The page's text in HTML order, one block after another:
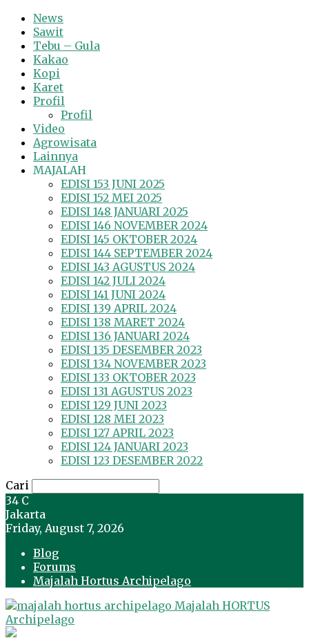
News
Sawit
Tebu – Gula
Kakao
Kopi
Karet
Profil
Profil
Video
Agrowisata
Lainnya
MAJALAH
EDISI 153 JUNI 2025
EDISI 152 MEI 2025
EDISI 148 JANUARI 2025
EDISI 146 NOVEMBER 2024
EDISI 145 OKTOBER 2024
EDISI 144 SEPTEMBER 2024
EDISI 143 AGUSTUS 2024
EDISI 142 JULI 2024
EDISI 141 JUNI 2024
EDISI 139 APRIL 2024
EDISI 138 MARET 2024
EDISI 136 JANUARI 2024
EDISI 135 DESEMBER 2023
EDISI 134 NOVEMBER 2023
EDISI 133 OKTOBER 2023
EDISI 131 AGUSTUS 2023
EDISI 129 JUNI 2023
EDISI 128 MEI 2023
EDISI 127 APRIL 2023
EDISI 124 JANUARI 2023
EDISI 123 DESEMBER 2022
Cari
34 C
Jakarta
Friday, August 7, 2026
Blog
Forums
Majalah Hortus Archipelago
Majalah HORTUS
Archipelago